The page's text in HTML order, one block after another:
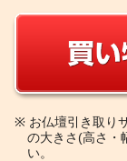
※お仏壇引き取り
の大きさ(高さ・
い。